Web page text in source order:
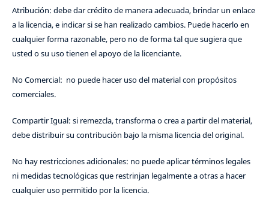
Atribución: debe dar crédito de manera adecuada, brindar un enlace
a la licencia, e indicar si se han realizado cambios. Puede hacerlo en
cualquier forma razonable, pero no de forma tal que sugiera que
usted o su uso tienen el apoyo de la licenciante.
No Comercial: no puede hacer uso del material con propósitos
comerciales.
Compartir Igual: si remezcla, transforma o crea a partir del material,
debe distribuir su contribución bajo la misma licencia del original.
No hay restricciones adicionales: no puede aplicar términos legales
ni medidas tecnológicas que restrinjan legalmente a otras a hacer
cualquier uso permitido por la licencia.